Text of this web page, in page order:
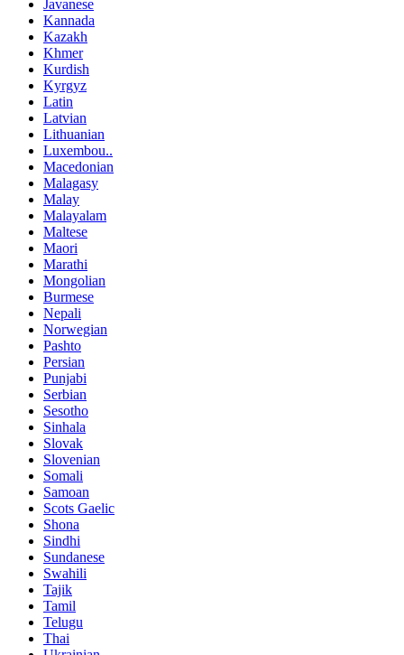
Javanese
Kannada
Kazakh
Khmer
Kurdish
Kyrgyz
Latin
Latvian
Lithuanian
Luxembou..
Macedonian
Malagasy
Malay
Malayalam
Maltese
Maori
Marathi
Mongolian
Burmese
Nepali
Norwegian
Pashto
Persian
Punjabi
Serbian
Sesotho
Sinhala
Slovak
Slovenian
Somali
Samoan
Scots Gaelic
Shona
Sindhi
Sundanese
Swahili
Tajik
Tamil
Telugu
Thai